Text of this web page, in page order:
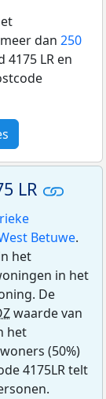
dan 250
LR en
LR
Betuwe.
het
in het
De
waarde van
het
(50%)
4175LR telt